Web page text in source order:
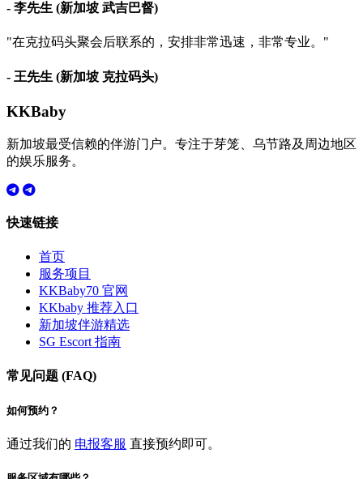
- 李先生 (新加坡 武吉巴督)
"在克拉码头聚会后联系的，安排非常迅速，非常专业。"
- 王先生 (新加坡 克拉码头)
KKBaby
新加坡最受信赖的伴游门户。专注于芽笼、乌节路及周边地区
的娱乐服务。
快速链接
首页
服务项目
KKBaby70 官网
KKbaby 推荐入口
新加坡伴游精选
SG Escort 指南
常见问题 (FAQ)
如何预约？
通过我们的 电报客服 直接预约即可。